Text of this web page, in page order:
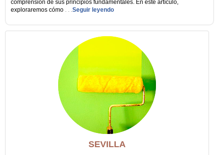
comprensión de sus principios fundamentales. En este artículo,
exploraremos cómo . . .Seguir leyendo
SEVILLA